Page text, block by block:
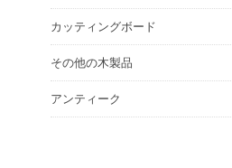
カッティングボード
その他の木製品
アンティーク